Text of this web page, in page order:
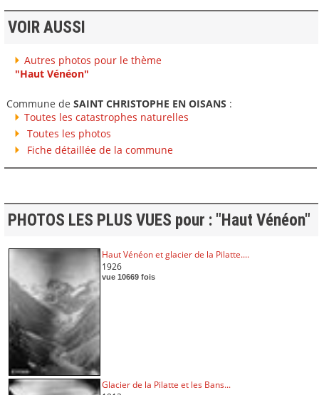
VOIR AUSSI
Autres photos pour le thème
"Haut Vénéon"
Commune de SAINT CHRISTOPHE EN OISANS :
Toutes les catastrophes naturelles
Toutes les photos
Fiche détaillée de la commune
PHOTOS LES PLUS VUES pour : "Haut Vénéon"
Haut Vénéon et glacier de la Pilatte....
1926
vue 10669 fois
Glacier de la Pilatte et les Bans...